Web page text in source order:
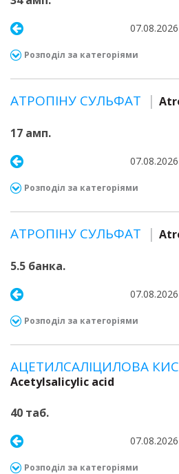
07.08.2026
Розподіл за категоріями
АТРОПІНУ СУЛЬФАТ
17 амп.
07.08.2026
Розподіл за категоріями
АТРОПІНУ СУЛЬФАТ
5.5 банка.
07.08.2026
Розподіл за категоріями
АЦЕТИЛСАЛІЦИЛОВА
Acetylsalicylic acid
40 таб.
07.08.2026
Розподіл за категоріями